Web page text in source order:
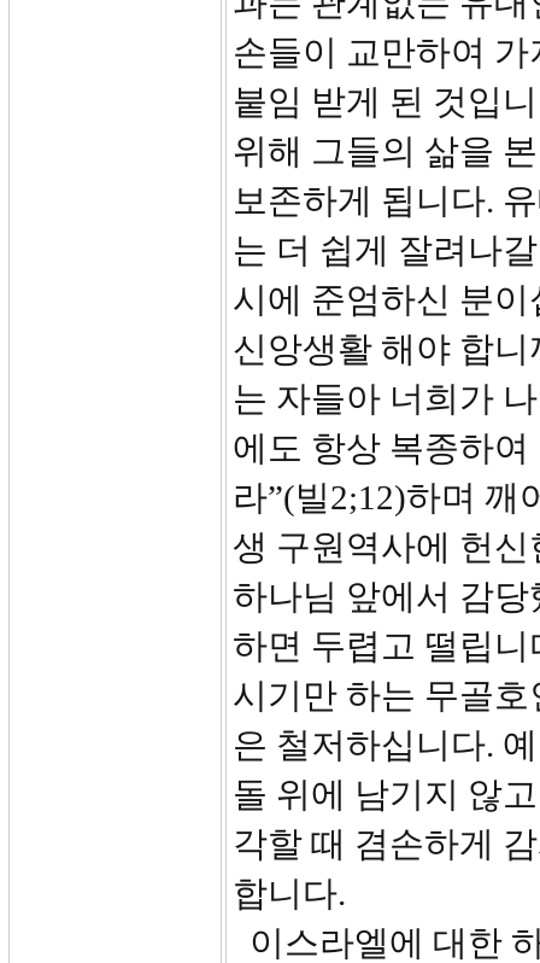
손들이 교만하여
붙임 받게 된 것입
위해 그들의 삶을
보존하게 됩니다.
는 더 쉽게 잘려나
시에 준엄하신 분
신앙생활 해야 합
는 자들아 너희가
에도 항상 복종하
라”(빌2;12)하며 깨
생 구원역사에 헌
하나님 앞에서 감
하면 두렵고 떨립
시기만 하는 무골
은 철저하십니다.
돌 위에 남기지 않
각할 때 겸손하게
합니다.
이스라엘에 대한